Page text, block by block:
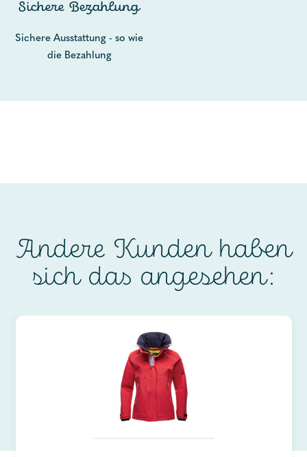
Sichere Bezahlung
Sichere Ausstattung - so wie
die Bezahlung
Andere Kunden haben
sich das angesehen: